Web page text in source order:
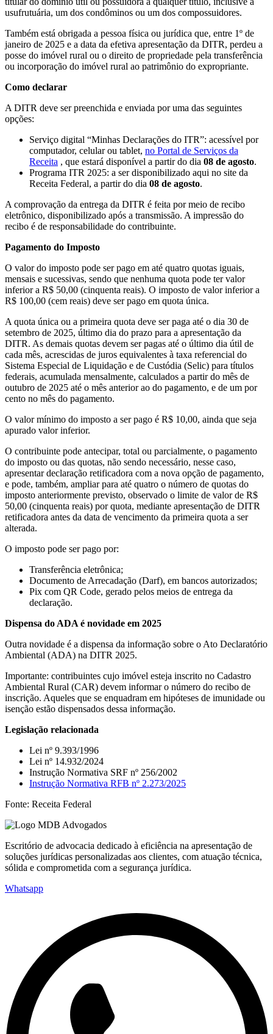
usufrutuária, um dos condôminos ou um dos compossuidores.
Também está obrigada a pessoa física ou jurídica que, entre 1º de
janeiro de 2025 e a data da efetiva apresentação da DITR, perdeu a
posse do imóvel rural ou o direito de propriedade pela transferência
ou incorporação do imóvel rural ao patrimônio do expropriante.
Como declarar
A DITR deve ser preenchida e enviada por uma das seguintes
opções:
Serviço digital “Minhas Declarações do ITR”: acessível por
computador, celular ou tablet, no Portal de Serviços da
Receita , que estará disponível a partir do dia 08 de agosto.
Programa ITR 2025: a ser disponibilizado aqui no site da
Receita Federal, a partir do dia 08 de agosto.
A comprovação da entrega da DITR é feita por meio de recibo
eletrônico, disponibilizado após a transmissão. A impressão do
recibo é de responsabilidade do contribuinte.
Pagamento do Imposto
O valor do imposto pode ser pago em até quatro quotas iguais,
mensais e sucessivas, sendo que nenhuma quota pode ter valor
inferior a R$ 50,00 (cinquenta reais). O imposto de valor inferior a
R$ 100,00 (cem reais) deve ser pago em quota única.
A quota única ou a primeira quota deve ser paga até o dia 30 de
setembro de 2025, último dia do prazo para a apresentação da
DITR. As demais quotas devem ser pagas até o último dia útil de
cada mês, acrescidas de juros equivalentes à taxa referencial do
Sistema Especial de Liquidação e de Custódia (Selic) para títulos
federais, acumulada mensalmente, calculados a partir do mês de
outubro de 2025 até o mês anterior ao do pagamento, e de um por
cento no mês do pagamento.
O valor mínimo do imposto a ser pago é R$ 10,00, ainda que seja
apurado valor inferior.
O contribuinte pode antecipar, total ou parcialmente, o pagamento
do imposto ou das quotas, não sendo necessário, nesse caso,
apresentar declaração retificadora com a nova opção de pagamento,
e pode, também, ampliar para até quatro o número de quotas do
imposto anteriormente previsto, observado o limite de valor de R$
50,00 (cinquenta reais) por quota, mediante apresentação de DITR
retificadora antes da data de vencimento da primeira quota a ser
alterada.
O imposto pode ser pago por:
Transferência eletrônica;
Documento de Arrecadação (Darf), em bancos autorizados;
Pix com QR Code, gerado pelos meios de entrega da
declaração.
Dispensa do ADA é novidade em 2025
Outra novidade é a dispensa da informação sobre o Ato Declaratório
Ambiental (ADA) na DITR 2025.
Importante: contribuintes cujo imóvel esteja inscrito no Cadastro
Ambiental Rural (CAR) devem informar o número do recibo de
inscrição. Aqueles que se enquadram em hipóteses de imunidade ou
isenção estão dispensados dessa informação.
Legislação relacionada
Lei nº 9.393/1996
Lei nº 14.932/2024
Instrução Normativa SRF nº 256/2002
Instrução Normativa RFB nº 2.273/2025
Fonte: Receita Federal
Escritório de advocacia dedicado à eficiência na apresentação de
soluções jurídicas personalizadas aos clientes, com atuação técnica,
sólida e comprometida com a segurança jurídica.
Whatsapp